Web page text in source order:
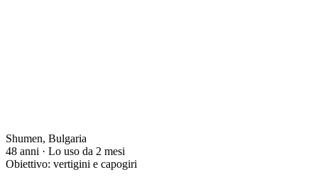
Shumen, Bulgaria
48 anni · Lo uso da 2 mesi
Obiettivo: vertigini e capogiri